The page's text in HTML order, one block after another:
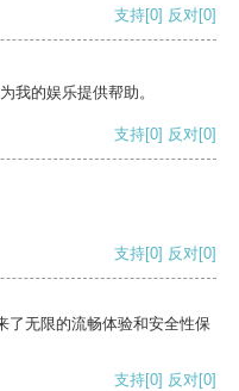
支持[0] 反对[0]
我的娱乐提供帮助。
支持[0] 反对[0]
支持[0] 反对[0]
了无限的流畅体验和安全性保
支持[0] 反对[0]